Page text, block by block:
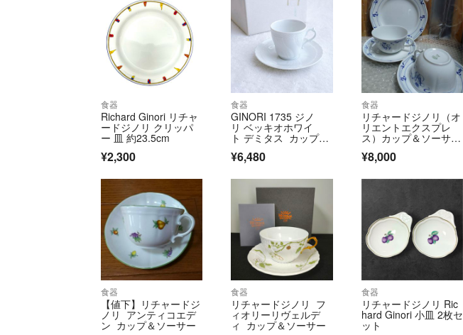
食器
Richard Ginori リチャ
ードジノリ クリッパ
ー 皿 約23.5cm
¥2,300
食器
GINORI 1735 ジノ
リ ベッキオホワイ
ト デミタス カップア
ンドソーサー
¥6,480
食器
リチャードジノリ（オ
リエントエクスプレ
ス）カップ＆ソーサー
（２客）、プレート
（１枚）
¥8,000
食器
【値下】リチャードジ
ノリ アンティコエデ
ン カップ＆ソーサー
食器
リチャードジノリ フ
ィオリーリヴェルデ
ィ カップ＆ソーサー
食器
リチャードジノリ Ric
hard Ginori 小皿 2枚セ
ット